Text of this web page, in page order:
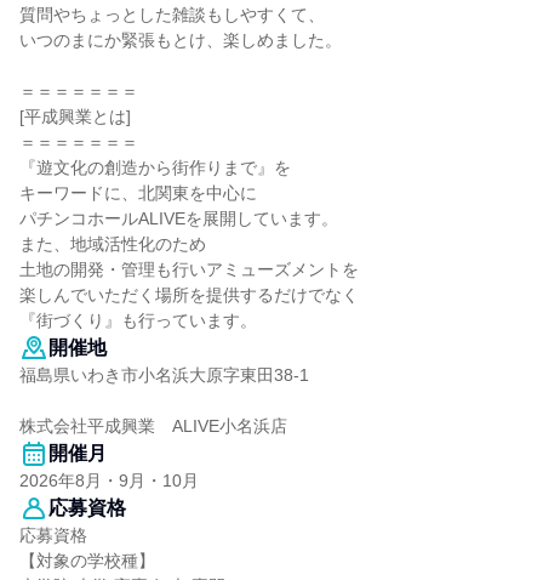
質問やちょっとした雑談もしやすくて、
いつのまにか緊張もとけ、楽しめました。
＝＝＝＝＝＝＝
[平成興業とは]
＝＝＝＝＝＝＝
『遊文化の創造から街作りまで』を
キーワードに、北関東を中心に
パチンコホールALIVEを展開しています。
また、地域活性化のため
土地の開発・管理も行いアミューズメントを
楽しんでいただく場所を提供するだけでなく
『街づくり』も行っています。
開催地
福島県いわき市小名浜大原字東田38-1
株式会社平成興業 ALIVE小名浜店
開催月
2026年8月・9月・10月
応募資格
応募資格
【対象の学校種】